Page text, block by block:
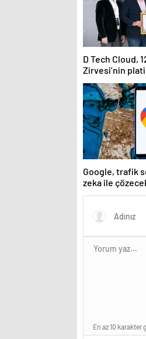
D Tech Cloud,
Zirvesi’nin
dijital
Google, trafik
zeka ile
En az 10 karakter